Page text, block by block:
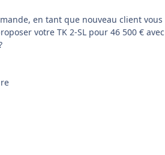
en tant que nouveau client
votre TK 2-SL pour 46 500 €